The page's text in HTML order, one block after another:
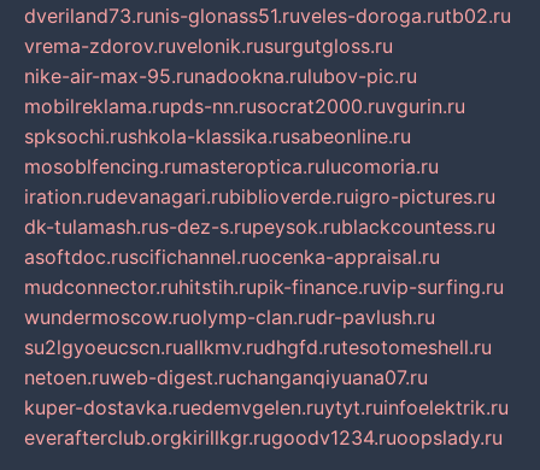
dveriland73.runis-glonass51.ruveles-doroga.rutb02.ru
vrema-zdorov.ruvelonik.rusurgutgloss.ru
nike-air-max-95.runadookna.rulubov-pic.ru
mobilreklama.rupds-nn.rusocrat2000.ruvgurin.ru
spksochi.rushkola-klassika.rusabeonline.ru
mosoblfencing.rumasteroptica.rulucomoria.ru
iration.rudevanagari.rubiblioverde.ruigro-pictures.ru
dk-tulamash.rus-dez-s.rupeysok.rublackcountess.ru
asoftdoc.ruscifichannel.ruocenka-appraisal.ru
mudconnector.ruhitstih.rupik-finance.ruvip-surfing.ru
wundermoscow.ruolymp-clan.rudr-pavlush.ru
su2lgyoeucscn.ruallkmv.rudhgfd.rutesotomeshell.ru
netoen.ruweb-digest.ruchanganqiyuana07.ru
kuper-dostavka.ruedemvgelen.ruytyt.ruinfoelektrik.ru
everafterclub.orgkirillkgr.rugoodv1234.ruoopslady.ru